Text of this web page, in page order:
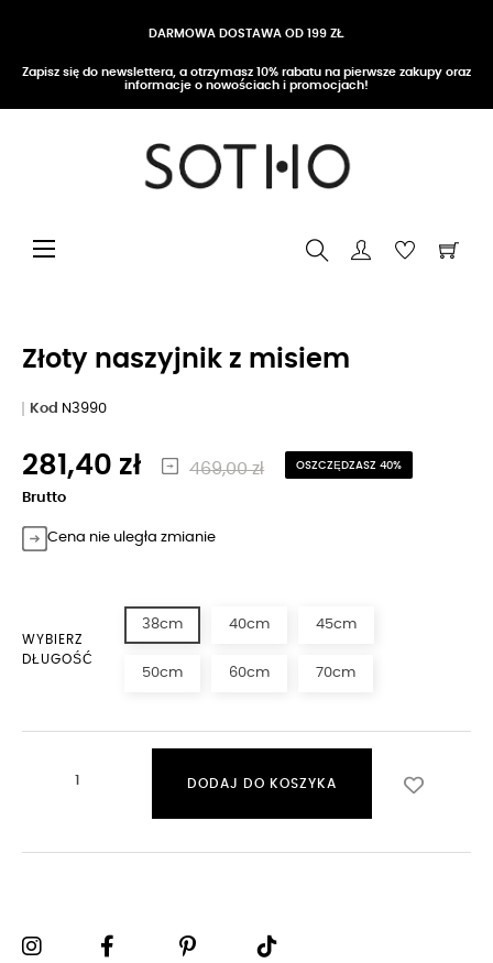
DARMOWA DOSTAWA OD 199 ZŁ
Zapisz się do newslettera, a otrzymasz 10% rabatu na pierwsze zakupy oraz
informacje o nowościach i promocjach!
Przełącz nawigację
☰
Złoty naszyjnik z misiem
Kod N3990
281,40 zł 469,00 zł OSZCZĘDZASZ 40%
Brutto
Cena nie uległa zmianie
WYBIERZ
DŁUGOŚĆ
38cm 40cm 45cm
50cm 60cm 70cm
DODAJ DO KOSZYKA